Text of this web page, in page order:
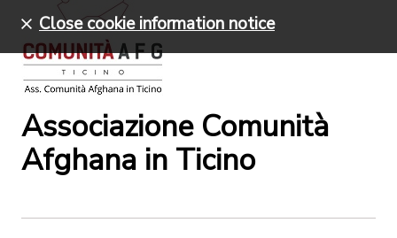
Associazione Comunità
Afghana in Ticino
Close cookie information notice